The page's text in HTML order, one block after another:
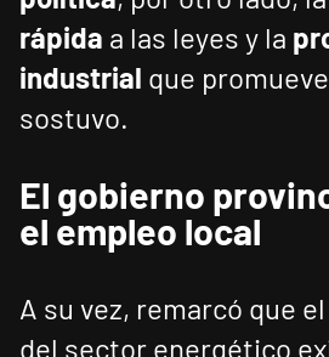
rápida a las leyes y la
industrial que
sostuvo.
El gobierno
el empleo local
A su vez, remarcó que
del sector energético